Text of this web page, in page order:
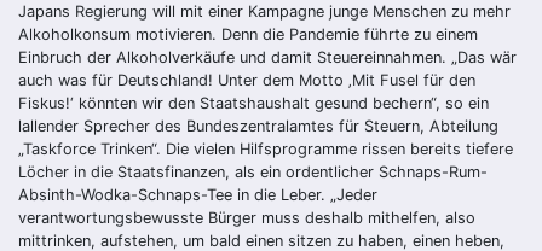
Japans Regierung will mit einer Kampagne junge Menschen zu mehr
Alkoholkonsum motivieren. Denn die Pandemie führte zu einem
Einbruch der Alkoholverkäufe und damit Steuereinnahmen. „Das wär
auch was für Deutschland! Unter dem Motto ‚Mit Fusel für den
Fiskus!‘ könnten wir den Staatshaushalt gesund bechern“, so ein
lallender Sprecher des Bundeszentralamtes für Steuern, Abteilung
„Taskforce Trinken“. Die vielen Hilfsprogramme rissen bereits tiefere
Löcher in die Staatsfinanzen, als ein ordentlicher Schnaps-Rum-
Absinth-Wodka-Schnaps-Tee in die Leber. „Jeder
verantwortungsbewusste Bürger muss deshalb mithelfen, also
mittrinken, aufstehen, um bald einen sitzen zu haben, einen heben,